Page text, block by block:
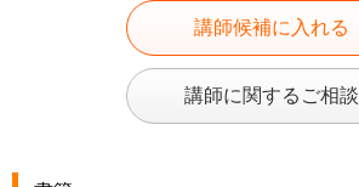
講師候補に入れる
講師に関するご相談